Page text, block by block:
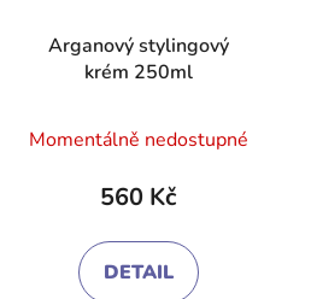
Arganový stylingový
krém 250ml
hodnocení
produktu
4,0
z
Momentálně nedostupné
560 Kč
DETAIL